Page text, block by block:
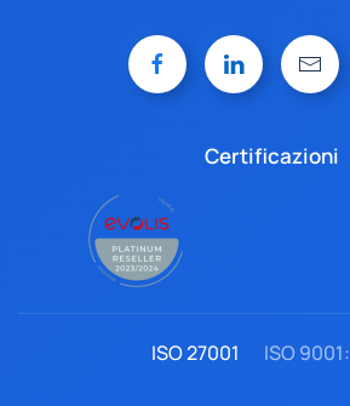
Certificazioni
ISO 27001 ISO